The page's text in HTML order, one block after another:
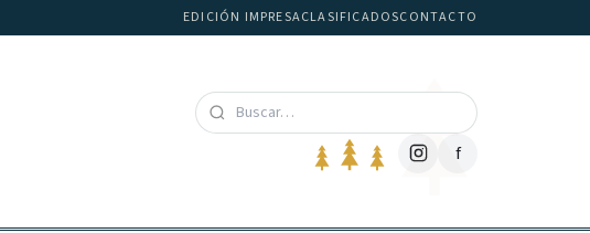
EDICIÓN IMPRESACLASIFICADOSCONTACTO
f